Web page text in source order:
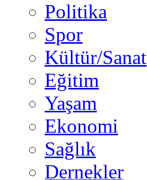
Politika
Spor
Kültür/Sanat
Eğitim
Yaşam
Ekonomi
Sağlık
Dernekler